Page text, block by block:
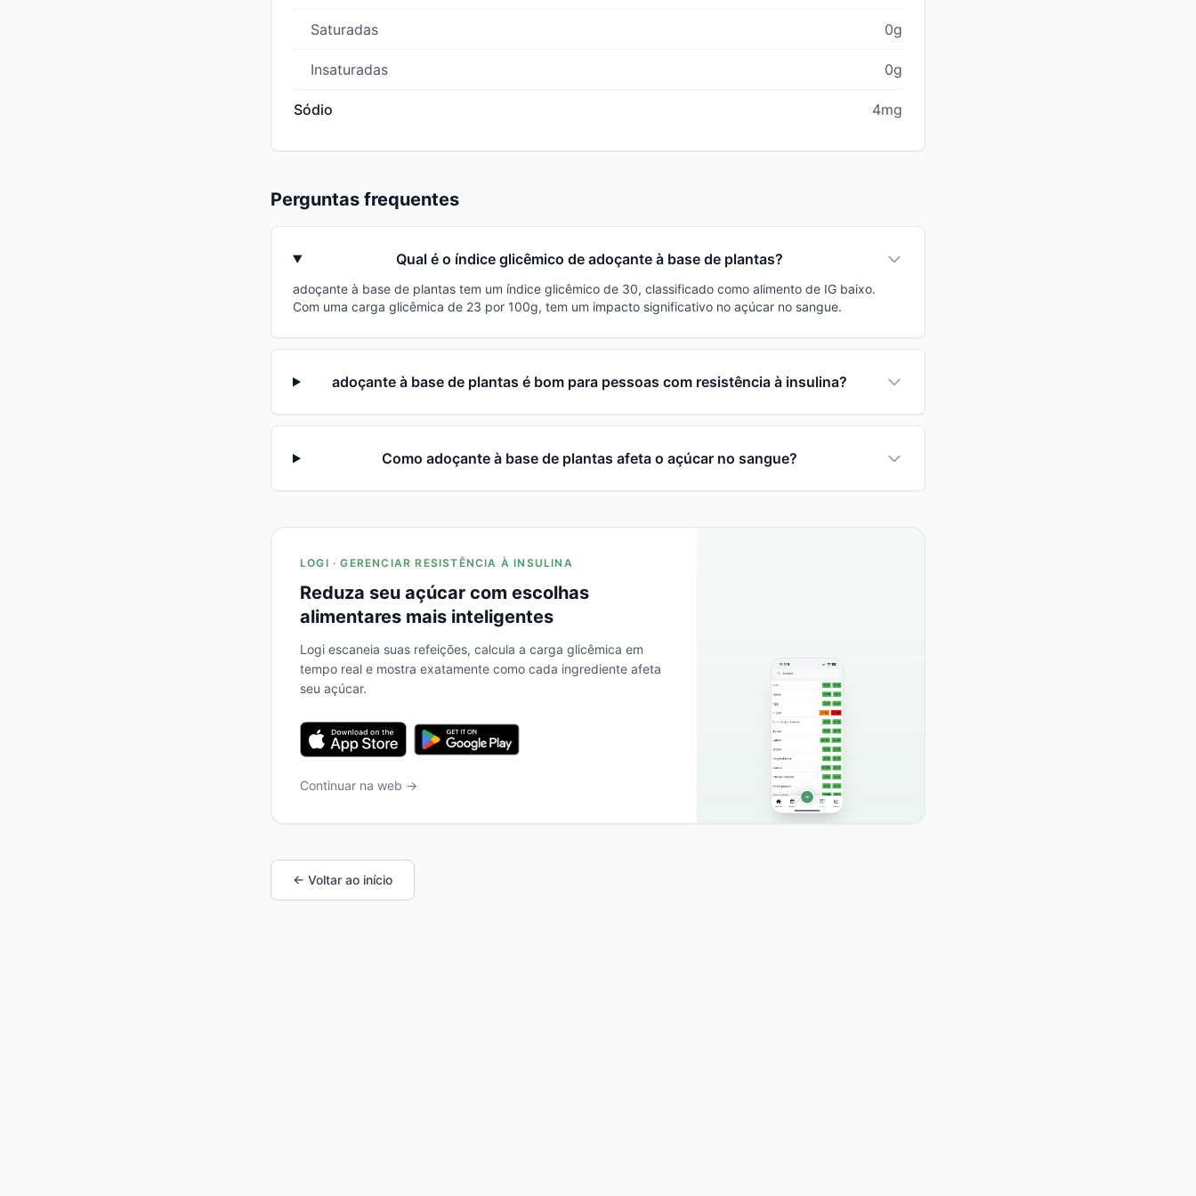
Saturadas 0g
Insaturadas 0g
Sódio 4mg
Perguntas frequentes
Qual é o índice glicêmico de adoçante à base de plantas?
adoçante à base de plantas tem um índice glicêmico de 30, classificado como alimento de IG baixo.
Com uma carga glicêmica de 23 por 100g, tem um impacto significativo no açúcar no sangue.
adoçante à base de plantas é bom para pessoas com resistência à insulina?
Como adoçante à base de plantas afeta o açúcar no sangue?
LOGI · GERENCIAR RESISTÊNCIA À INSULINA
Reduza seu açúcar com escolhas
alimentares mais inteligentes
Logi escaneia suas refeições, calcula a carga glicêmica em
tempo real e mostra exatamente como cada ingrediente afeta
seu açúcar.
Continuar na web →
← Voltar ao início